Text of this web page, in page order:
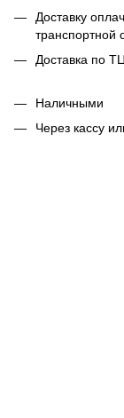
Доставку
транспортной
Доставка по
Наличными
Через кассу